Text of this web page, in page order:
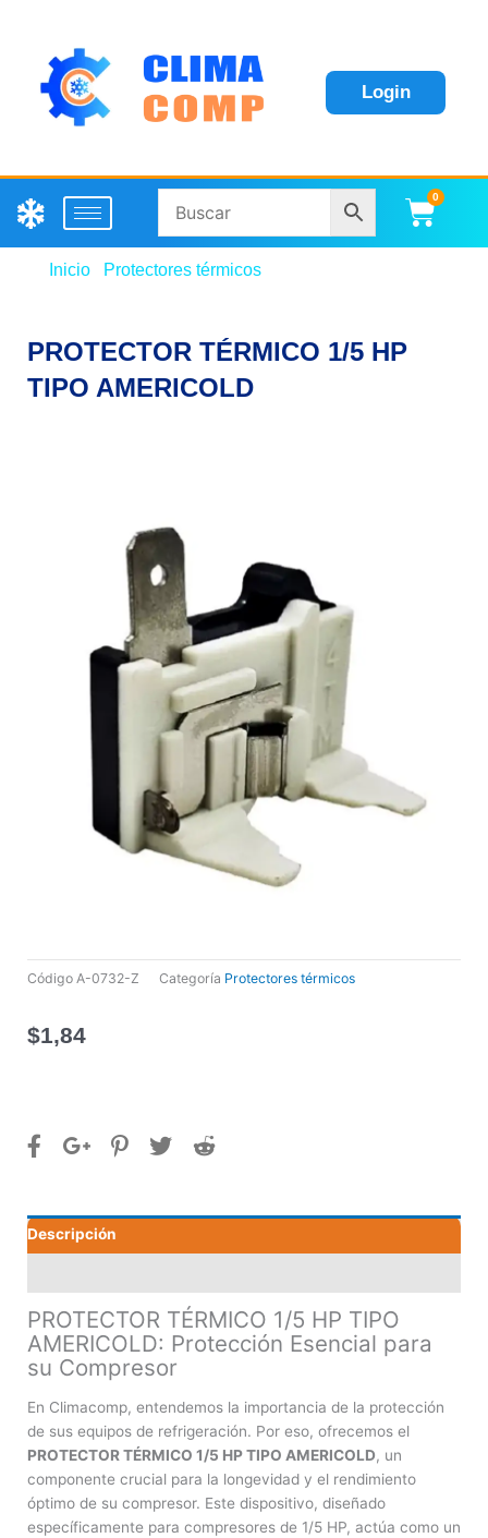
Login
0
Inicio Protectores térmicos
PROTECTOR TÉRMICO 1/5 HP
TIPO AMERICOLD
Código A-0732-Z Categoría Protectores térmicos
$1,84
Descripción
PROTECTOR TÉRMICO 1/5 HP TIPO
AMERICOLD: Protección Esencial para
su Compresor
En Climacomp, entendemos la importancia de la protección
de sus equipos de refrigeración. Por eso, ofrecemos el
PROTECTOR TÉRMICO 1/5 HP TIPO AMERICOLD, un
componente crucial para la longevidad y el rendimiento
óptimo de su compresor. Este dispositivo, diseñado
específicamente para compresores de 1/5 HP, actúa como un